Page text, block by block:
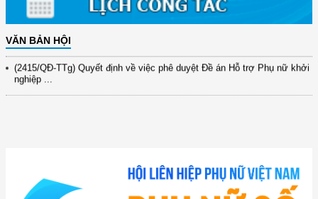
VĂN BẢN HỘI
(891/KH-ĐCT) Kế hoạch thực hiện Nghị quyết số 72-NQ/TW ngày
(2415/QĐ-TTg) Quyết định về việc phê duyệt Đề án Hỗ trợ Phụ nữ khởi
nghiệp ...